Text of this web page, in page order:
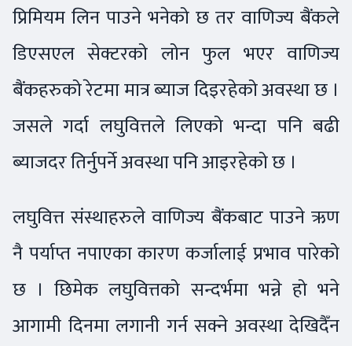
प्रिमियम लिन पाउने भनेको छ तर वाणिज्य बैंकले
डिएसएल सेक्टरको लोन फुल भएर वाणिज्य
बैंकहरुको रेटमा मात्र ब्याज दिइरहेको अवस्था छ ।
जसले गर्दा लघुवित्तले लिएको भन्दा पनि बढी
ब्याजदर तिर्नुपर्ने अवस्था पनि आइरहेको छ ।
लघुवित्त संस्थाहरुले वाणिज्य बैंकबाट पाउने ऋण
नै पर्याप्त नपाएका कारण कर्जालाई प्रभाव पारेको
छ । छिमेक लघुवित्तको सन्दर्भमा भन्ने हो भने
आगामी दिनमा लगानी गर्न सक्ने अवस्था देखिदैँन